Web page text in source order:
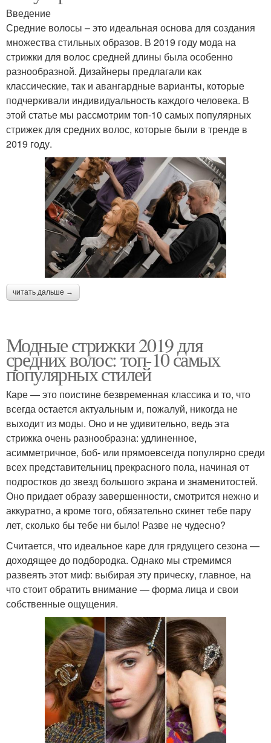
Введение
Средние волосы – это идеальная основа для создания
множества стильных образов. В 2019 году мода на
стрижки для волос средней длины была особенно
разнообразной. Дизайнеры предлагали как
классические, так и авангардные варианты, которые
подчеркивали индивидуальность каждого человека. В
этой статье мы рассмотрим топ-10 самых популярных
стрижек для средних волос, которые были в тренде в
2019 году.
читать дальше →
Модные стрижки 2019 для
средних волос: топ-10 самых
популярных стилей
Каре — это поистине безвременная классика и то, что
всегда остается актуальным и, пожалуй, никогда не
выходит из моды. Оно и не удивительно, ведь эта
стрижка очень разнообразна: удлиненное,
асимметричное, боб- или прямоевсегда популярно среди
всех представительниц прекрасного пола, начиная от
подростков до звезд большого экрана и знаменитостей.
Оно придает образу завершенности, смотрится нежно и
аккуратно, а кроме того, обязательно скинет тебе пару
лет, сколько бы тебе ни было! Разве не чудесно?
Считается, что идеальное каре для грядущего сезона —
доходящее до подбородка. Однако мы стремимся
развеять этот миф: выбирая эту прическу, главное, на
что стоит обратить внимание — форма лица и свои
собственные ощущения.